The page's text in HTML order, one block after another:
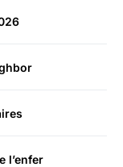
l’enfer